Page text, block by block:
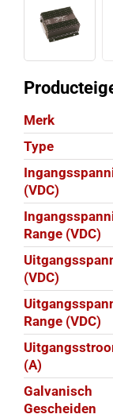
Merk
Type
(VDC)
Range (VDC)
(VDC)
Range (VDC)
(A)
Galvanisch
Gescheiden